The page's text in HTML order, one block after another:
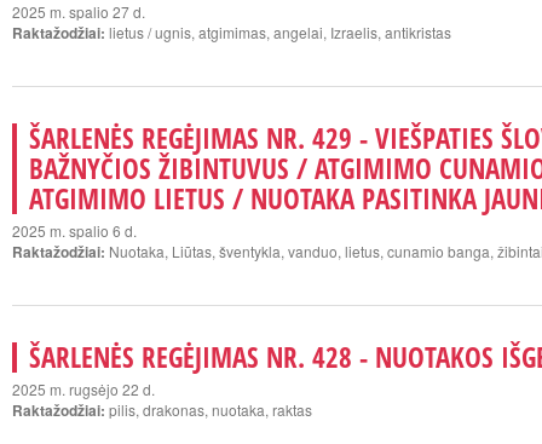
2025 m. spalio 27 d.
Raktažodžiai: lietus / ugnis, atgimimas, angelai, Izraelis, antikristas
ŠARLENĖS REGĖJIMAS NR. 429 - VIEŠPATIES
BAŽNYČIOS ŽIBINTUVUS / ATGIMIMO
ATGIMIMO LIETUS / NUOTAKA PASITINKA
2025 m. spalio 6 d.
Raktažodžiai: Nuotaka, Liūtas, šventykla, vanduo, lietus, cunamio banga,
ŠARLENĖS REGĖJIMAS NR. 428 - NUOTAKOS
2025 m. rugsėjo 22 d.
Raktažodžiai: pilis, drakonas, nuotaka, raktas